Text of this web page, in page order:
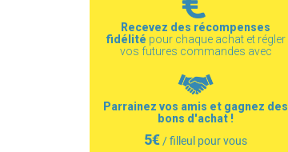
Recevez des récompenses
fidélité pour chaque achat et régler
vos futures commandes avec
Parrainez vos amis et gagnez des
bons d'achat !
5€ / filleul pour vous